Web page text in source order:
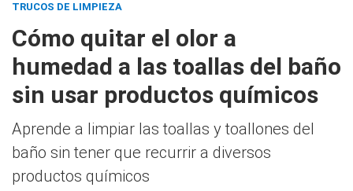
TRUCOS DE LIMPIEZA
Cómo quitar el olor a
humedad a las toallas del baño
sin usar productos químicos
Aprende a limpiar las toallas y toallones del
baño sin tener que recurrir a diversos
productos químicos